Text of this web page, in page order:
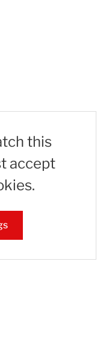
this
accept